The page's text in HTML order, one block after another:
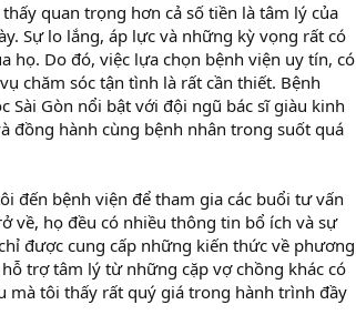
quan trọng hơn cả số tiền là tâm lý của
Sự lo lắng, áp lực và những kỳ vọng rất có
họ. Do đó, việc lựa chọn bệnh viện uy tín, có
chăm sóc tận tình là rất cần thiết. Bệnh
Sài Gòn nổi bật với đội ngũ bác sĩ giàu kinh
đồng hành cùng bệnh nhân trong suốt quá
đến bệnh viện để tham gia các buổi tư vấn
về, họ đều có nhiều thông tin bổ ích và sự
được cung cấp những kiến thức về phương
trợ tâm lý từ những cặp vợ chồng khác có
mà tôi thấy rất quý giá trong hành trình đầy